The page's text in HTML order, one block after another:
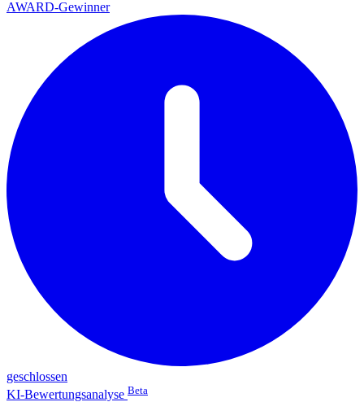
AWARD-Gewinner
geschlossen
KI-Bewertungsanalyse Beta